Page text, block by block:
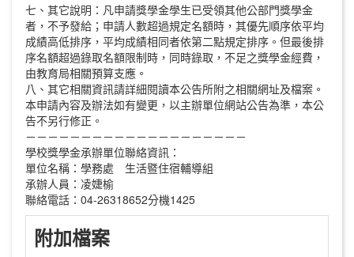
七、其它說明：凡申請獎學金學生已受領其他公部門獎學金
者，不予發給；申請人數超過規定名額時，其優先順序依平均
成績高低排序，平均成績相同者依第二點規定排序。但最後排
序名額超過錄取名額限制時，同時錄取，不足之獎學金經費，
由教育局相關預算支應。
八、其它相關資訊請詳細閱讀本公告所附之相關網址及檔案。
本申請內容及辦法如有變更，以主辦單位網站公告為準，本公
告不另行修正。
－－－－－－－－－－－－－－－－－－－－
學校獎學金承辦單位聯絡資訊：
單位名稱：學務處 生活暨住宿輔導組
承辦人員：凌婕榆
聯絡電話：04-26318652分機1425
附加檔案